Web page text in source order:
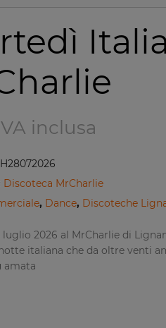
inclusa
Discoteca MrCharlie
, Dance, Discoteche
luglio 2026 al MrCharlie di
italiana che da oltre venti
amata